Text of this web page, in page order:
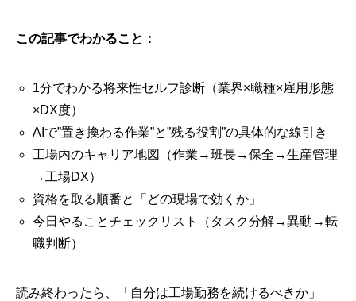
この記事でわかること：
1分でわかる将来性セルフ診断（業界×職種×雇用形態
×DX度）
AIで”置き換わる作業”と”残る役割”の具体的な線引き
工場内のキャリア地図（作業→班長→保全→生産管理
→工場DX）
資格を取る順番と「どの現場で効くか」
今日やることチェックリスト（タスク分解→異動→転
職判断）
読み終わったら、「自分は工場勤務を続けるべきか」